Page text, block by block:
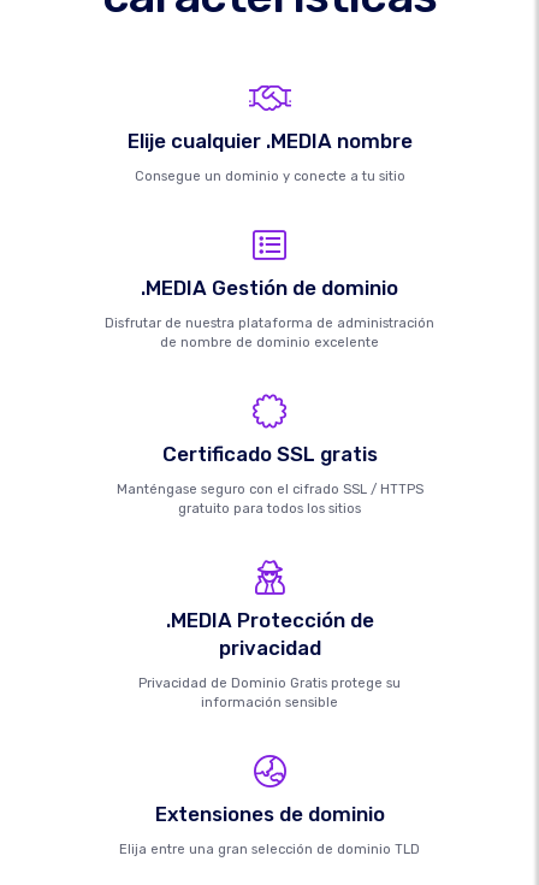
Elije cualquier .MEDIA nombre
Consegue un dominio y conecte a tu sitio
.MEDIA Gestión de dominio
Disfrutar de nuestra plataforma de administración
de nombre de dominio excelente
Certificado SSL gratis
Manténgase seguro con el cifrado SSL / HTTPS
gratuito para todos los sitios
.MEDIA Protección de
privacidad
Privacidad de Dominio Gratis protege su
información sensible
Extensiones de dominio
Elija entre una gran selección de dominio TLD